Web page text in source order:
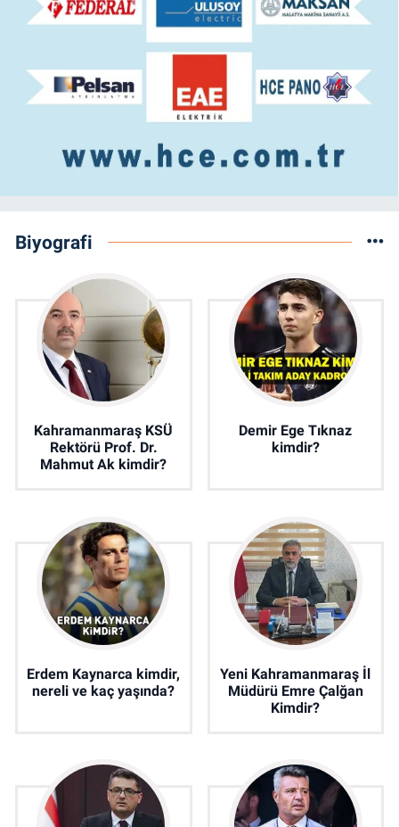
Biyografi
Kahramanmaraş KSÜ
Rektörü Prof. Dr.
Mahmut Ak kimdir?
Demir Ege Tıknaz
kimdir?
Erdem Kaynarca kimdir,
nereli ve kaç yaşında?
Yeni Kahramanmaraş İl
Müdürü Emre Çalğan
Kimdir?